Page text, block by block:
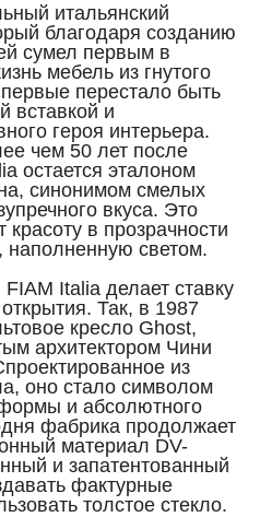
итальянский
благодаря созданию
сумел первым в
мебель из гнутого
перестало быть
вставкой и
героя интерьера.
чем 50 лет после
остается эталоном
синонимом смелых
вкуса. Это
красоту в прозрачности
наполненную светом.
Italia делает ставку
Так, в 1987
кресло Ghost,
архитектором Чини
из
оно стало символом
и абсолютного
фабрика продолжает
материал DV-
и запатентованный
фактурные
толстое стекло.